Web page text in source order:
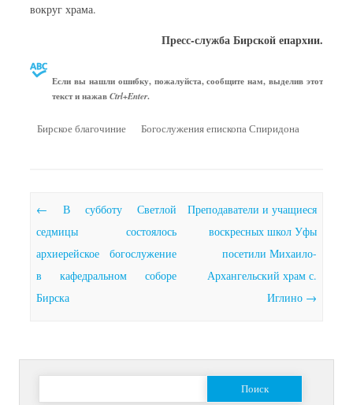
вокруг храма.
Пресс-служба Бирской епархии.
Если вы нашли ошибку, пожалуйста, сообщите нам, выделив этот
текст и нажавCtrl+Enter.
Бирское благочиние Богослужения епископа Спиридона
Почтовая навигация
← В субботу Светлой
седмицы состоялось
архиерейское богослужение
в кафедральном соборе
Бирска
Преподаватели и учащиеся
воскресных школ Уфы
посетили Михаило-
Архангельский храм с.
Иглино →
Найти: